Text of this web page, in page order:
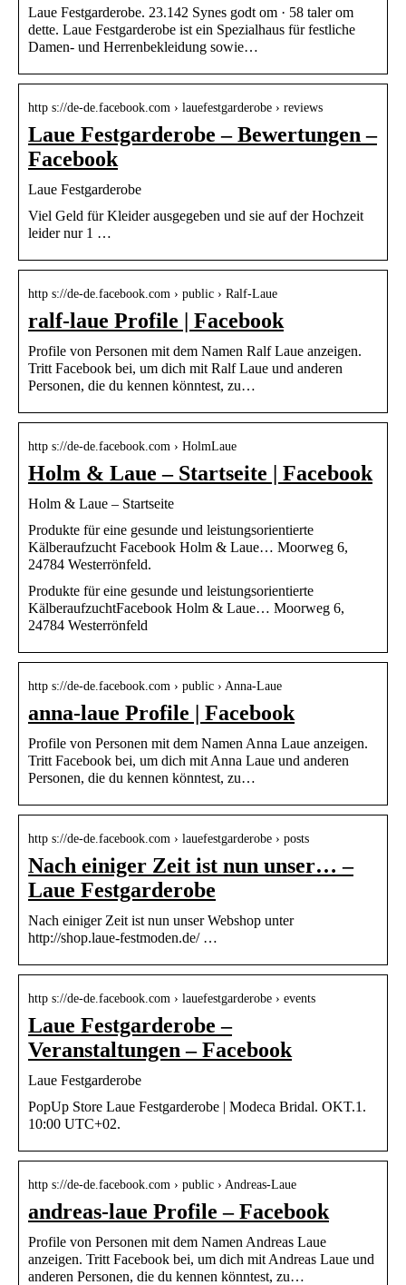
Laue Festgarderobe. 23.142 Synes godt om · 58 taler om
dette. Laue Festgarderobe ist ein Spezialhaus für festliche
Damen- und Herrenbekleidung sowie…
http s://de-de.facebook.com › lauefestgarderobe › reviews
Laue Festgarderobe – Bewertungen –
Facebook
Laue Festgarderobe
Viel Geld für Kleider ausgegeben und sie auf der Hochzeit
leider nur 1 …
http s://de-de.facebook.com › public › Ralf-Laue
ralf-laue Profile | Facebook
Profile von Personen mit dem Namen Ralf Laue anzeigen.
Tritt Facebook bei, um dich mit Ralf Laue und anderen
Personen, die du kennen könntest, zu…
http s://de-de.facebook.com › HolmLaue
Holm & Laue – Startseite | Facebook
Holm & Laue – Startseite
Produkte für eine gesunde und leistungsorientierte
Kälberaufzucht Facebook Holm & Laue… Moorweg 6,
24784 Westerrönfeld.
Produkte für eine gesunde und leistungsorientierte
KälberaufzuchtFacebook Holm & Laue… Moorweg 6,
24784 Westerrönfeld
http s://de-de.facebook.com › public › Anna-Laue
anna-laue Profile | Facebook
Profile von Personen mit dem Namen Anna Laue anzeigen.
Tritt Facebook bei, um dich mit Anna Laue und anderen
Personen, die du kennen könntest, zu…
http s://de-de.facebook.com › lauefestgarderobe › posts
Nach einiger Zeit ist nun unser… –
Laue Festgarderobe
Nach einiger Zeit ist nun unser Webshop unter
http://shop.laue-festmoden.de/ …
http s://de-de.facebook.com › lauefestgarderobe › events
Laue Festgarderobe –
Veranstaltungen – Facebook
Laue Festgarderobe
PopUp Store Laue Festgarderobe | Modeca Bridal. OKT.1.
10:00 UTC+02.
http s://de-de.facebook.com › public › Andreas-Laue
andreas-laue Profile – Facebook
Profile von Personen mit dem Namen Andreas Laue
anzeigen. Tritt Facebook bei, um dich mit Andreas Laue und
anderen Personen, die du kennen könntest, zu…